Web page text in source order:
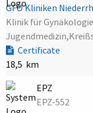
GFO Kliniken
Klinik für
Certificate
18,5 km
EPZ
EPZ-552